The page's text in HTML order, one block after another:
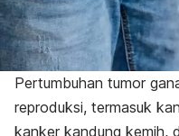
Pertumbuhan tumor
reproduksi, termasuk
kanker kandung kemih,